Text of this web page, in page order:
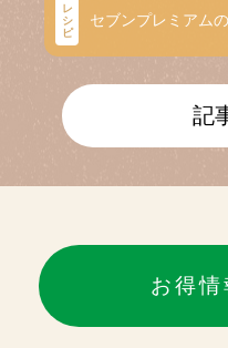
レ
シ
ピ
セブンプレミアム
記
お得情